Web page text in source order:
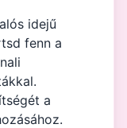
idejű
fenn a
a